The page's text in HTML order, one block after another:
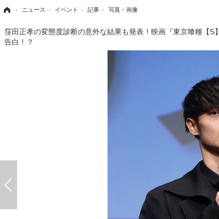
› ニュース › イベント › 記事 › 写真・画像
窪田正孝の変態度診断の意外な結果も発表！映画『東京喰種【
告白！？